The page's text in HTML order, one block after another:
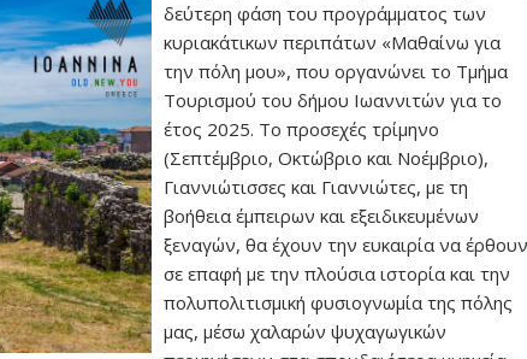
δεύτερη φάση του προγράμματος των
κυριακάτικων περιπάτων «Μαθαίνω για
την πόλη μου», που οργανώνει το Τμήμα
Τουρισμού του δήμου Ιωαννιτών για το
έτος 2025. Το προσεχές τρίμηνο
(Σεπτέμβριο, Οκτώβριο και Νοέμβριο),
Γιαννιώτισσες και Γιαννιώτες, με τη
βοήθεια έμπειρων και εξειδικευμένων
ξεναγών, θα έχουν την ευκαιρία να έρθουν
σε επαφή με την πλούσια ιστορία και την
πολυπολιτισμική φυσιογνωμία της πόλης
μας, μέσω χαλαρών ψυχαγωγικών